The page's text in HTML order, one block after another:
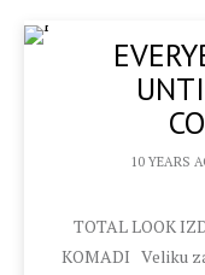
10 YEARS
TOTAL LOOK
KOMADI Veliku